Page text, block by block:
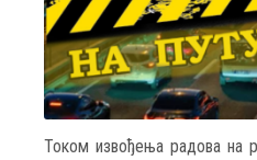
Током извођења радова на